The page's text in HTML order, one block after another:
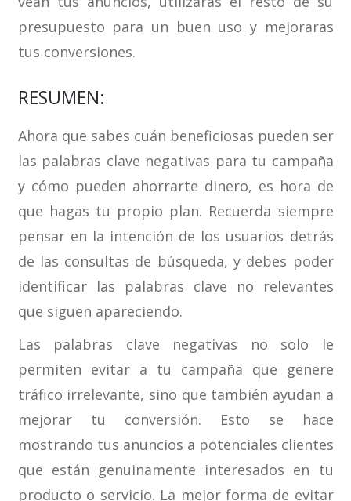
presupuesto para un buen uso y mejoraras
tus conversiones.
RESUMEN:
Ahora que sabes cuán beneficiosas pueden ser
las palabras clave negativas para tu campaña
y cómo pueden ahorrarte dinero, es hora de
que hagas tu propio plan. Recuerda siempre
pensar en la intención de los usuarios detrás
de las consultas de búsqueda, y debes poder
identificar las palabras clave no relevantes
que siguen apareciendo.
Las palabras clave negativas no solo le
permiten evitar a tu campaña que genere
tráfico irrelevante, sino que también ayudan a
mejorar tu conversión. Esto se hace
mostrando tus anuncios a potenciales clientes
que están genuinamente interesados en tu
producto o servicio. La mejor forma de evitar